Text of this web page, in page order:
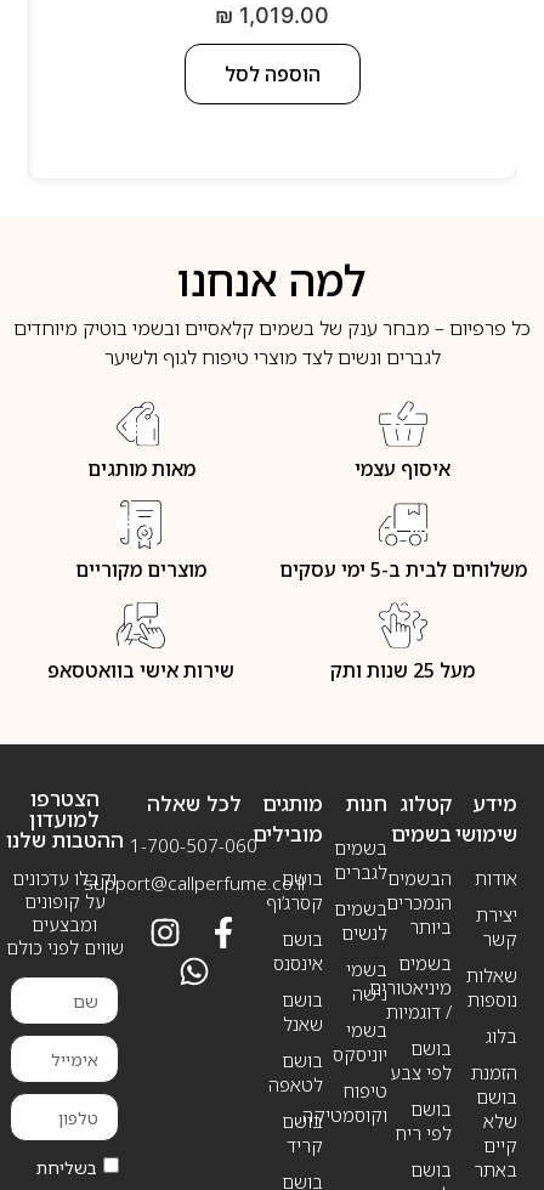
₪ 1,019.00
הוספה לסל
למה אנחנו
כל פרפיום – מבחר ענק של בשמים קלאסיים ובשמי בוטיק מיוחדים
לגברים ונשים לצד מוצרי טיפוח לגוף ולשיער
איסוף עצמי מאות מותגים
משלוחים לבית ב-5 ימי עסקים מוצרים מקוריים
מעל 25 שנות ותק שירות אישי בוואטסאפ
מידע
שימושי
אודות
יצירת
קשר
שאלות
נוספות
בלוג
הזמנת
בושם
שלא
קיים
באתר
חנות
בשמים
לגברים
בשמים
לנשים
בשמי
נישה
בשמי
יוניסקס
טיפוח
וקוסמטיקה
קטלוג
בשמים
הבשמים
הנמכרים
ביותר
בשמים
מיניאטורים
/ דוגמיות
בושם
לפי צבע
בושם
לפי ריח
בושם
מותגים
מובילים
בושם
קסרג’וף
בושם
אינסנס
בושם
שאנל
בושם
לטאפה
בושם
קריד
בושם
לכל שאלה
1-700-507-060
support@callperfume.co.il
הצטרפו
למועדון
ההטבות שלנו
וקבלו עדכונים
על קופונים
ומבצעים
שווים לפני כולם
בשליחת